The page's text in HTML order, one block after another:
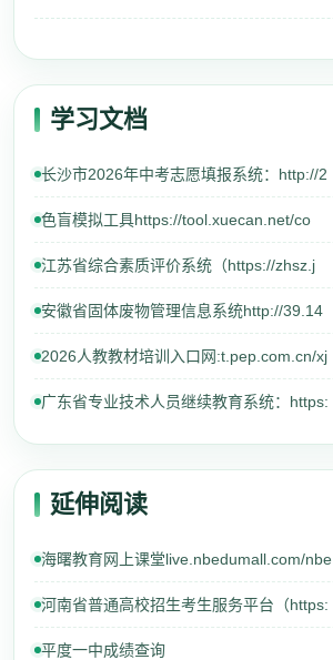
学习文档
长沙市2026年中考志愿填报系统：http://2
色盲模拟工具https://tool.xuecan.net/co
江苏省综合素质评价系统（https://zhsz.j
安徽省固体废物管理信息系统http://39.14
2026人教教材培训入口网:t.pep.com.cn/xj
广东省专业技术人员继续教育系统：https:
延伸阅读
海曙教育网上课堂live.nbedumall.com/nbe
河南省普通高校招生考生服务平台（https:
平度一中成绩查询